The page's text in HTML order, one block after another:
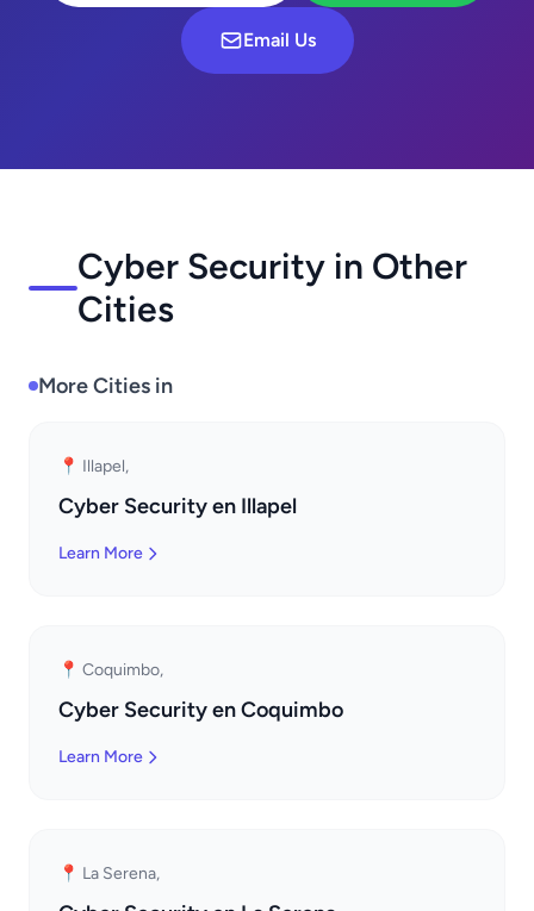
Email Us
Cyber Security in Other
Cities
More Cities in
📍 Illapel,
Cyber Security en Illapel
Learn More
📍 Coquimbo,
Cyber Security en Coquimbo
Learn More
📍 La Serena,